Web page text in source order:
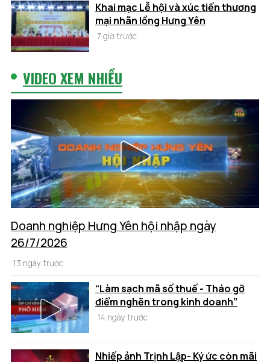
Khai mạc Lễ hội và xúc tiến thương
mại nhãn lồng Hưng Yên
7 giờ trước
VIDEO XEM NHIỀU
Doanh nghiệp Hưng Yên hội nhập ngày
26/7/2026
13 ngày trước
“Làm sạch mã số thuế - Tháo gỡ
điểm nghẽn trong kinh doanh”
14 ngày trước
Nhiếp ảnh Trịnh Lập- Ký ức còn mãi